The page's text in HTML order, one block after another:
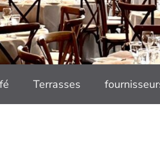
Terrasses